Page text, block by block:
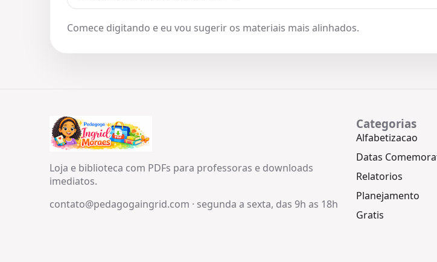
Comece digitando e eu vou sugerir os materiais mais alinhados.
Loja e biblioteca com PDFs para professoras e downloads
imediatos.
contato@pedagogaingrid.com · segunda a sexta, das 9h as 18h
Categorias
Alfabetizacao
Datas
Relatorios
Planejamento
Gratis